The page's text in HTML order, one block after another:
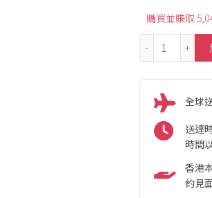
購買並賺取
0.60ct
全球
送達
時間
香港
約見